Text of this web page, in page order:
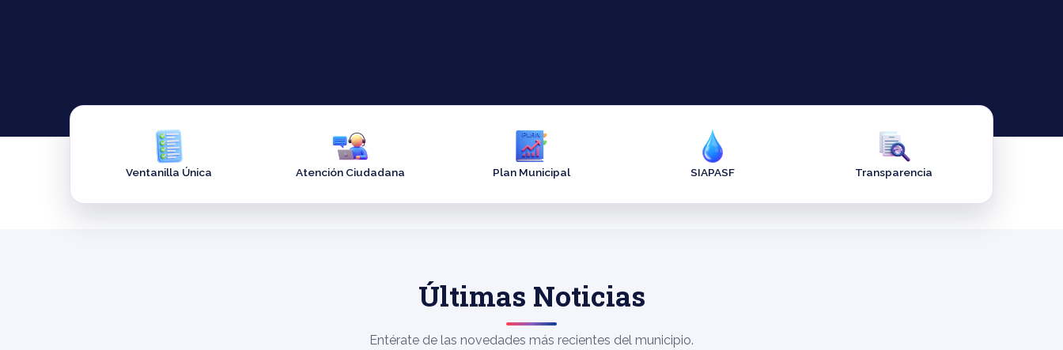
Ventanilla Única Atención Ciudadana Plan Municipal SIAPASF Transparencia
Últimas Noticias
Entérate de las novedades más recientes del municipio.